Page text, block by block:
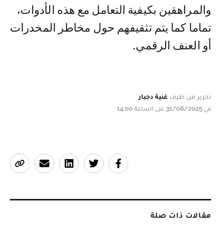
والمراهقين بكيفية التعامل مع هذه الأدوات،
تماما كما يتم تثقيفهم حول مخاطر المخدرات
أو العنف الرقمي.
تحرير من طرف غنية دجبار
في 31/08/2025 على الساعة 14:00
مقالات ذات صلة